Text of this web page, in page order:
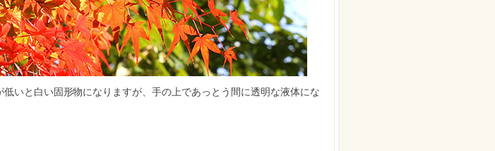
いと白い固形物になりますが、手の上であっとう間に透明な液体にな